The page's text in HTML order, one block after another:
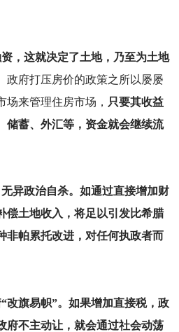
，这就决定了土地，乃至为土地
政府打压房价的政策之所以屡屡
场来管理住房市场， 只要其收益
储蓄、外汇等，资金就会继续流
异政治自杀。如通过直接增加财
偿土地收入，将足以引发比希腊
非帕累托改进，对任何执政者而
改旗易帜”。如果增加直接税，政
府不主动让，就会通过社会动荡